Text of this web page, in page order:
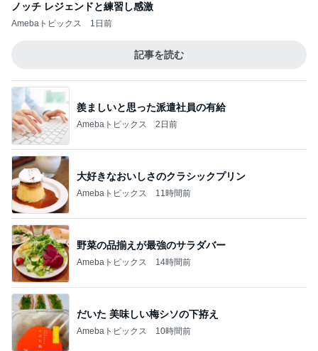
ノッチ レジェンドと練習し感激
Amebaトピックス 1日前
記事を読む
羨ましいと思った派遣社員の有給
Amebaトピックス 2日前
大好きなおいしさのクラシックプリン
Amebaトピックス 11時間前
野菜の品揃えが最強のサラダバー
Amebaトピックス 14時間前
だいた 美味しい梅シソの下拵え
Amebaトピックス 10時間前